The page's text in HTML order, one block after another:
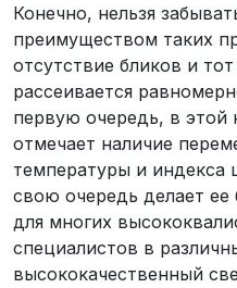
Конечно, нельзя
преимуществом таких
отсутствие бликов и
рассеивается
первую очередь, в этой
отмечает наличие
температуры и индекса
свою очередь делает ее
для многих
специалистов в
высококачественный